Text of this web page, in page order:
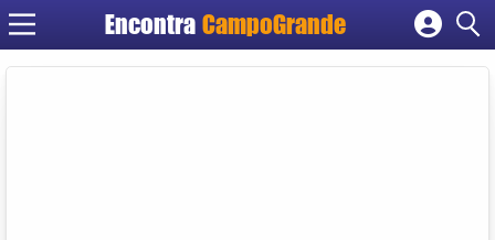
Encontra CampoGrande
Cadastrar empresa